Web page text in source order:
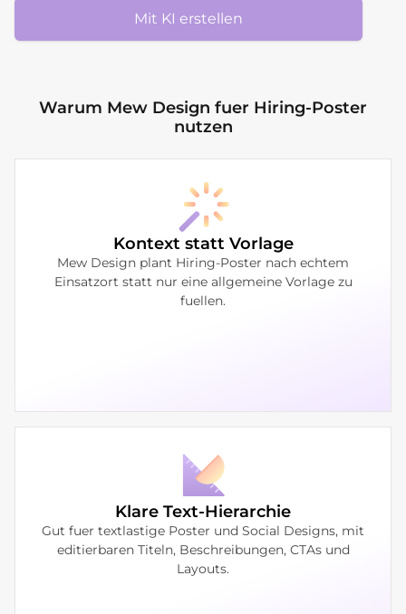
Mit KI erstellen
Warum Mew Design fuer Hiring-Poster
nutzen
Kontext statt Vorlage
Mew Design plant Hiring-Poster nach echtem
Einsatzort statt nur eine allgemeine Vorlage zu
fuellen.
Klare Text-Hierarchie
Gut fuer textlastige Poster und Social Designs, mit
editierbaren Titeln, Beschreibungen, CTAs und
Layouts.